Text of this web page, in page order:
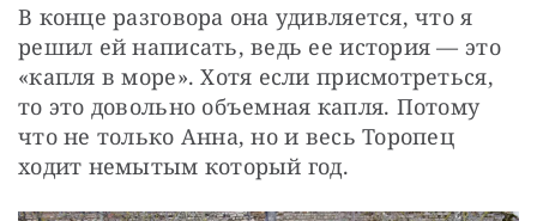
В конце разговора она удивляется, что я
решил ей написать, ведь ее история — это
«капля в море». Хотя если присмотреться,
то это довольно объемная капля. Потому
что не только Анна, но и весь Торопец
ходит немытым который год.